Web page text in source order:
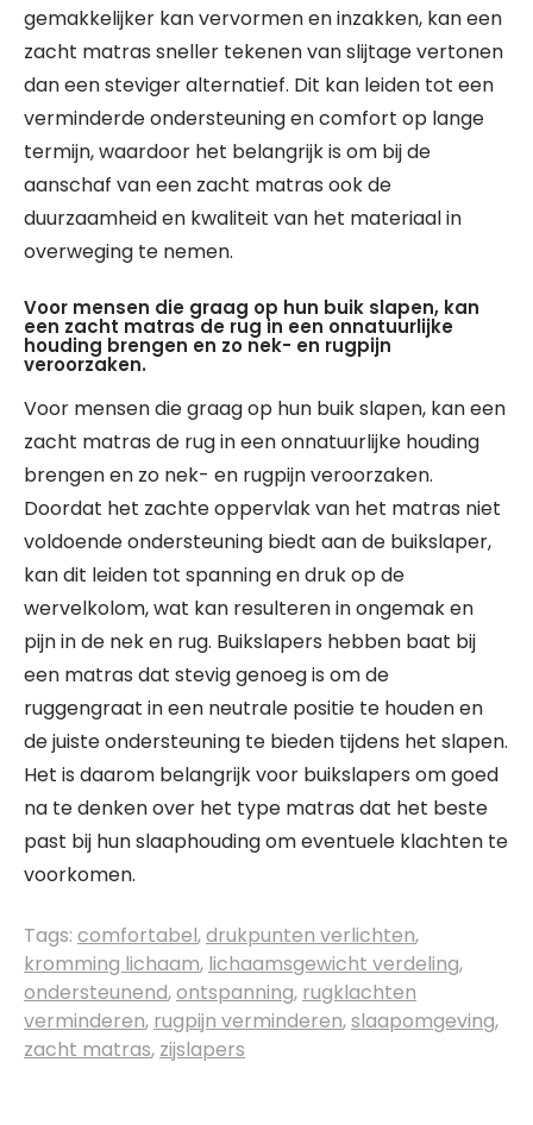
gemakkelijker kan vervormen en inzakken, kan een
zacht matras sneller tekenen van slijtage vertonen
dan een steviger alternatief. Dit kan leiden tot een
verminderde ondersteuning en comfort op lange
termijn, waardoor het belangrijk is om bij de
aanschaf van een zacht matras ook de
duurzaamheid en kwaliteit van het materiaal in
overweging te nemen.
Voor mensen die graag op hun buik slapen, kan
een zacht matras de rug in een onnatuurlijke
houding brengen en zo nek- en rugpijn
veroorzaken.
Voor mensen die graag op hun buik slapen, kan een
zacht matras de rug in een onnatuurlijke houding
brengen en zo nek- en rugpijn veroorzaken.
Doordat het zachte oppervlak van het matras niet
voldoende ondersteuning biedt aan de buikslaper,
kan dit leiden tot spanning en druk op de
wervelkolom, wat kan resulteren in ongemak en
pijn in de nek en rug. Buikslapers hebben baat bij
een matras dat stevig genoeg is om de
ruggengraat in een neutrale positie te houden en
de juiste ondersteuning te bieden tijdens het slapen.
Het is daarom belangrijk voor buikslapers om goed
na te denken over het type matras dat het beste
past bij hun slaaphouding om eventuele klachten te
voorkomen.
Tags: comfortabel,drukpunten verlichten,
kromming lichaam, lichaamsgewicht verdeling,
ondersteunend,ontspanning, rugklachten
verminderen, rugpijn verminderen,slaapomgeving,
zacht matras, zijslapers